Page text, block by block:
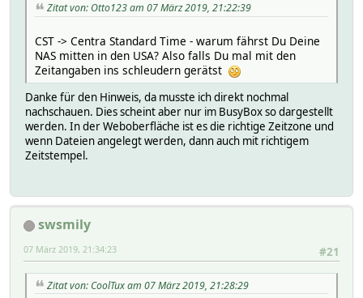
Zitat von: Otto123 am 07 März 2019, 21:22:39
CST -> Centra Standard Time - warum fährst Du Deine
NAS mitten in den USA? Also falls Du mal mit den
Zeitangaben ins schleudern gerätst
Danke für den Hinweis, da musste ich direkt nochmal
nachschauen. Dies scheint aber nur im BusyBox so dargestellt
werden. In der Weboberfläche ist es die richtige Zeitzone und
wenn Dateien angelegt werden, dann auch mit richtigem
Zeitstempel.
swsmily
#21
07 März 2019, 21:34:23
Zitat von: CoolTux am 07 März 2019, 21:28:29